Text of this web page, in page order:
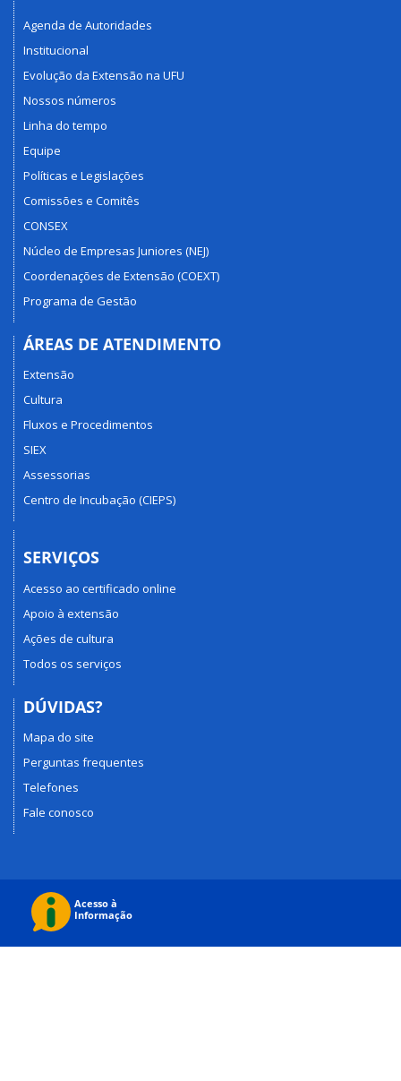
Agenda de Autoridades
Institucional
Evolução da Extensão na UFU
Nossos números
Linha do tempo
Equipe
Políticas e Legislações
Comissões e Comitês
CONSEX
Núcleo de Empresas Juniores (NEJ)
Coordenações de Extensão (COEXT)
Programa de Gestão
ÁREAS DE ATENDIMENTO
Extensão
Cultura
Fluxos e Procedimentos
SIEX
Assessorias
Centro de Incubação (CIEPS)
SERVIÇOS
Acesso ao certificado online
Apoio à extensão
Ações de cultura
Todos os serviços
DÚVIDAS?
Mapa do site
Perguntas frequentes
Telefones
Fale conosco